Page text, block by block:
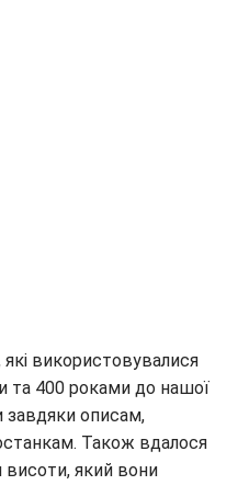
використовувалися
та 400 роками до нашої
завдяки описам,
Також вдалося
висоти, який вони